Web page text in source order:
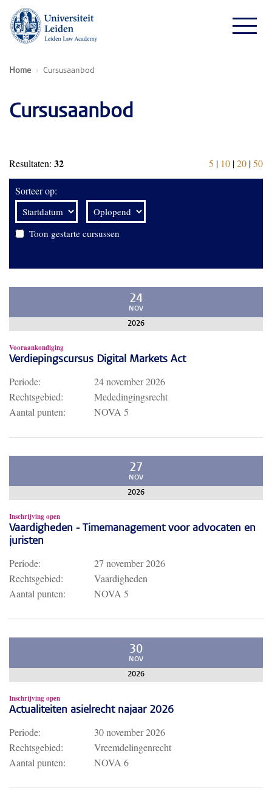
Home Cursusaanbod
Cursusaanbod
Resultaten: 32 5 | 10 |20 |50
Sorteer op:
Toon gestarte cursussen
24
NOV
2026
Vooraankondiging
Verdiepingscursus Digital Markets Act
Periode:
24 november 2026
Rechtsgebied:
Mededingingsrecht
Aantal punten:
NOVA 5
27
NOV
2026
Inschrijving open
Vaardigheden - Timemanagement voor advocaten en
juristen
Periode:
27 november 2026
Rechtsgebied:
Vaardigheden
Aantal punten:
NOVA 5
30
NOV
2026
Inschrijving open
Actualiteiten asielrecht najaar 2026
Periode:
30 november 2026
Rechtsgebied:
Vreemdelingenrecht
Aantal punten:
NOVA 6